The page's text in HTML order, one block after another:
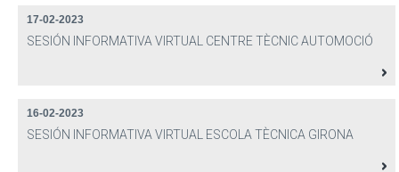
17-02-2023
SESIÓN INFORMATIVA VIRTUAL CENTRE TÈCNIC AUTOMOCIÓ
16-02-2023
SESIÓN INFORMATIVA VIRTUAL ESCOLA TÈCNICA GIRONA